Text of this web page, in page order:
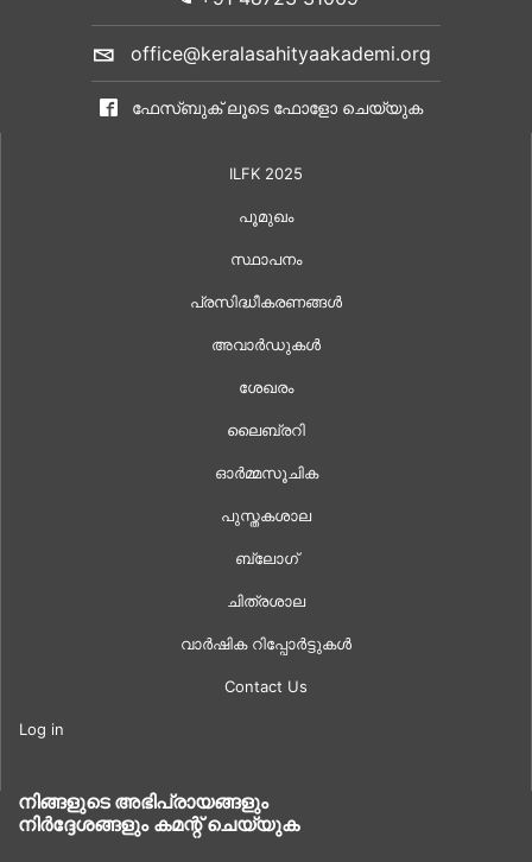
office@keralasahityaakademi.org
ഫേസ്ബുക് ലൂടെ ഫോളോ ചെയ്യുക
ILFK 2025
പൂമുഖം
സ്ഥാപനം
പ്രസിദ്ധീകരണങ്ങൾ
അവാർഡുകൾ
ശേഖരം
ലൈബ്രറി
ഓർമ്മസൂചിക
പുസ്തകശാല
ബ്ലോഗ്
ചിത്രശാല
വാർഷിക റിപ്പോർട്ടുകൾ
Contact Us
Log in
നിങ്ങളുടെ അഭിപ്രായങ്ങളും
നിർദ്ദേശങ്ങളും കമന്റ് ചെയ്യുക